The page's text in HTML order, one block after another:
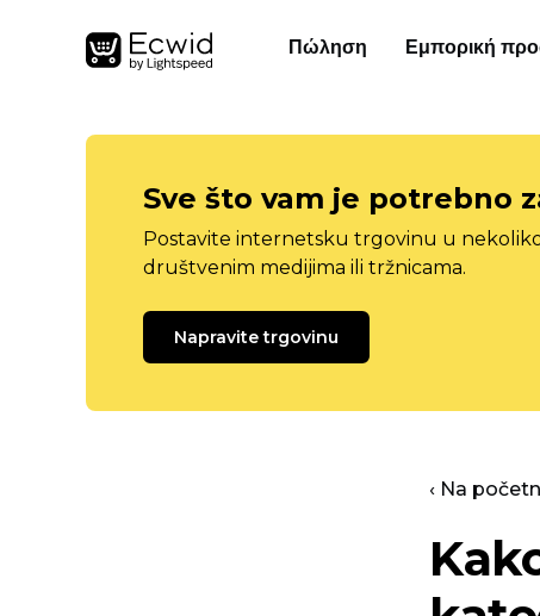
Πώληση Εμπορική
Sve što vam je potrebno
Postavite internetsku trgovinu u
društvenim medijima ili tržnicama.
Napravite trgovinu
‹ Na